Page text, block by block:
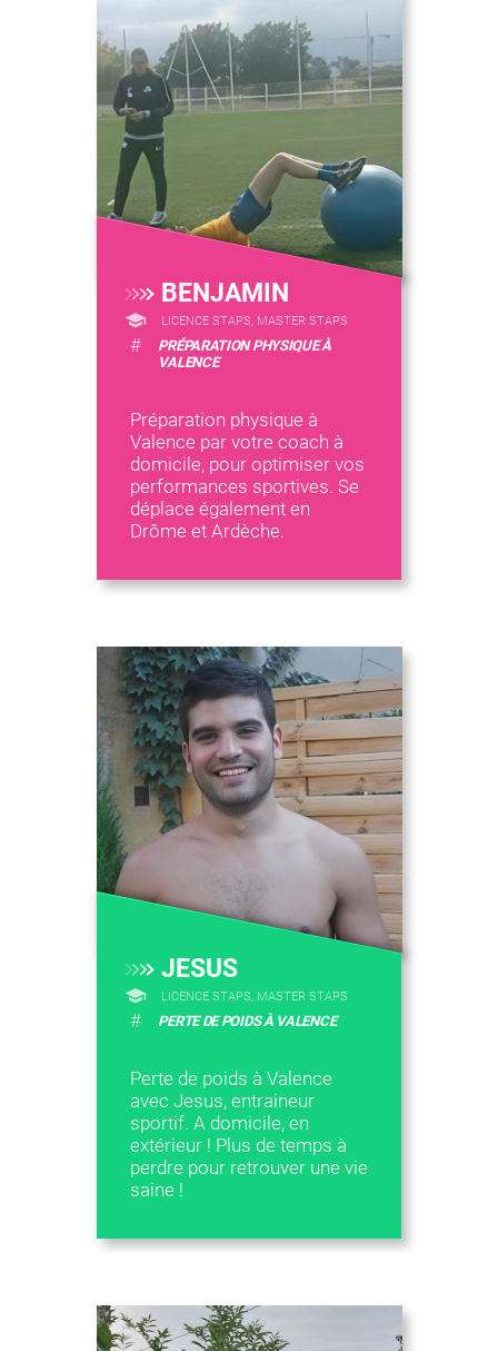
BENJAMIN
LICENCE STAPS, MASTER STAPS
#
PRÉPARATION PHYSIQUE À
VALENCE
Préparation physique à
Valence par votre coach à
domicile, pour optimiser vos
performances sportives. Se
déplace également en
Drôme et Ardèche.
JESUS
LICENCE STAPS, MASTER STAPS
# PERTE DE POIDS À VALENCE
Perte de poids à Valence
avec Jesus, entraineur
sportif. A domicile, en
extérieur ! Plus de temps à
perdre pour retrouver une vie
saine !